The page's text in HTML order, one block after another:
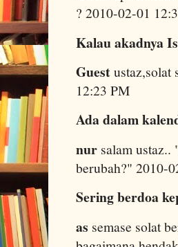
? 2010-02-01
Kalau akadnya
Guestustaz,solat
12:23 PM
Ada dalam
nur salam ustaz..
berubah?" 2010-
Sering berdoa
as semase solat